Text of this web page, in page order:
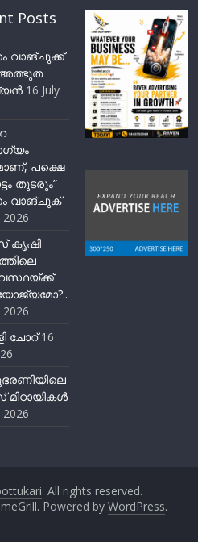
Posts
വാങ്ചുക്ക്
16 July
പക്ഷെ
തുടരും”
വാങ്ചുക്
2026
കൃഷി
2026
ചോറ് 16
മിഠായികള്‍
2026
. All rights reserved.
Powered by WordPress.